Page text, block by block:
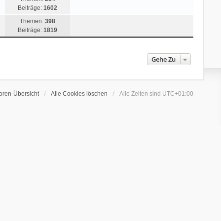
Beiträge: 1602
Themen: 398
Beiträge: 1819
Gehe Zu
Übersicht Alle Cookies löschen Alle Zeiten sind UTC+01:00